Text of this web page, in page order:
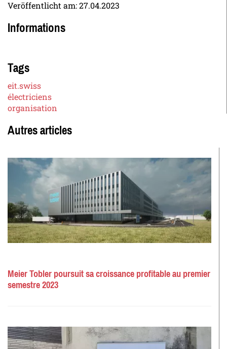
Veröffentlicht am:27.04.2023
Informations
Tags
eit.swiss
électriciens
organisation
Autres articles
Meier Tobler poursuit sa croissance profitable au premier
semestre 2023